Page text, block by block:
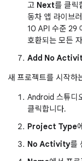
고 Next를 클릭
동차 앱 라이브
10 API 수준 29
호환되는 모든
Add No
새 프로젝트를 시작하
Android 스튜디
클릭합니다.
Project Type
No Activity를